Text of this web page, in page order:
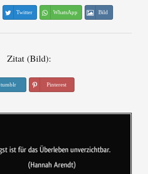
Twitter WhatsApp Bild
Zitat (Bild):
tumblr Pinterest